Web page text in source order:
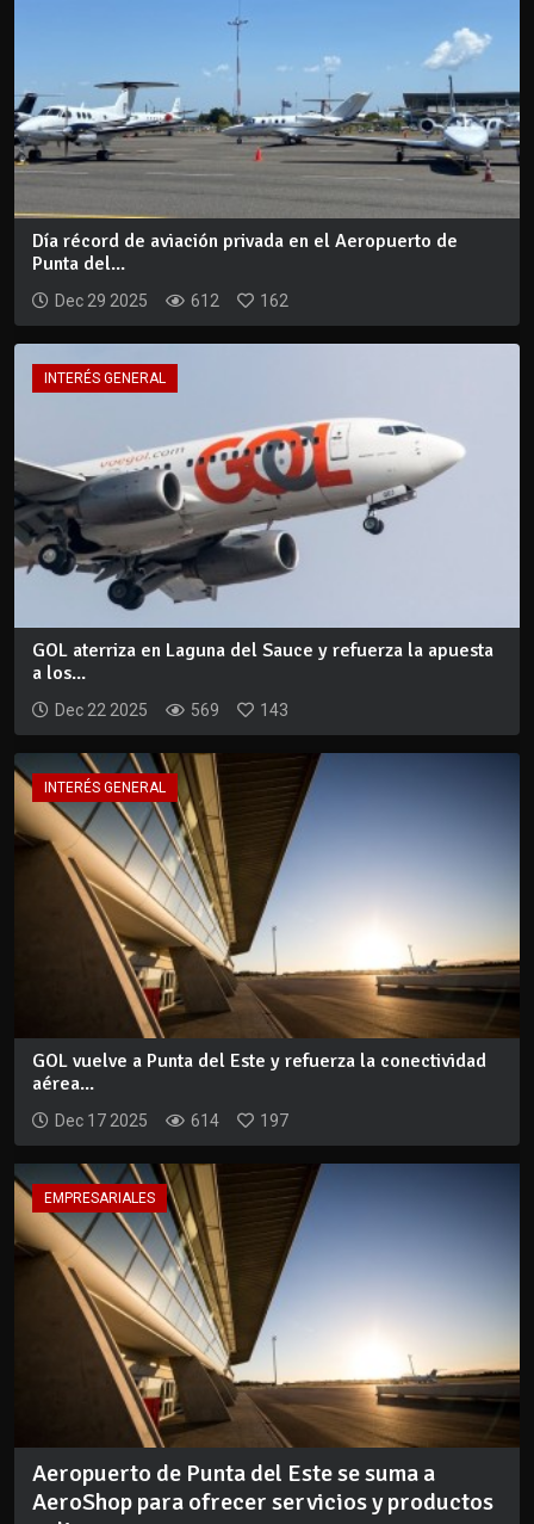
Día récord de aviación privada en el Aeropuerto de
Punta del...
Dec 29 2025 612 162
INTERÉS GENERAL
GOL aterriza en Laguna del Sauce y refuerza la apuesta
a los...
Dec 22 2025 569 143
INTERÉS GENERAL
GOL vuelve a Punta del Este y refuerza la conectividad
aérea...
Dec 17 2025 614 197
EMPRESARIALES
Aeropuerto de Punta del Este se suma a
AeroShop para ofrecer servicios y productos